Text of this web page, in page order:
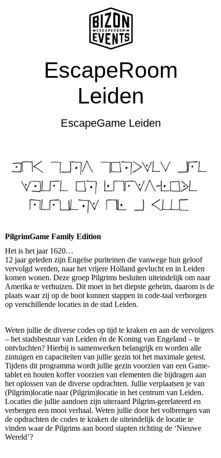
EscapeRoom
Leiden
EscapeGame Leiden
PilgrimGame Family Edition
Het is het jaar 1620…
12 jaar geleden zijn Engelse puriteinen die vanwege hun geloof
vervolgd werden, naar het vrijere Holland gevlucht en in Leiden
komen wonen. Deze groep Pilgrims besluiten uiteindelijk om naar
Amerika te verhuizen. Dit moet in het diepste geheim, daarom is de
plaats waar zij op de boot kunnen stappen in code-taal verborgen
op verschillende locaties in de stad Leiden.
Weten jullie de diverse codes op tijd te kraken en aan de vervolgers
– het stadsbestuur van Leiden én de Koning van Engeland – te
ontvluchten? Hierbij is samenwerken belangrijk en worden alle
zintuigen en capaciteiten van jullie gezin tot het maximale getest.
Tijdens dit programma wordt jullie gezin voorzien van een Game-
tablet en houten koffer voorzien van elementen die bijdragen aan
het oplossen van de diverse opdrachten. Jullie verplaatsen je van
(Pilgrim)locatie naar (Pilgrim)locatie in het centrum van Leiden.
Locaties die jullie aandoen zijn uiteraard Pilgrim-gerelateerd en
verbergen een mooi verhaal. Weten jullie door het volbrengen van
de opdrachten de codes te kraken de uiteindelijk de locatie te
vinden waar de Pilgrims aan boord stapten richting de ‘Nieuwe
Wereld’?